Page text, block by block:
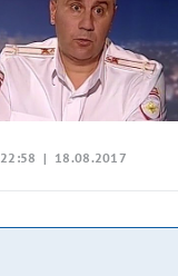
22:58 | 18.08.2017